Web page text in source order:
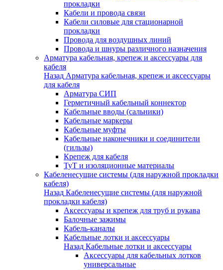
прокладки
Кабели и провода связи
Кабели силовые для стационарной
прокладки
Провода для воздушных линий
Провода и шнуры различного назначения
Арматура кабельная, крепеж и аксессуары для
кабеля
Назад Арматура кабельная, крепеж и аксессуары
для кабеля
Арматура СИП
Герметичный кабельный коннектор
Кабельные вводы (сальники)
Кабельные маркеры
Кабельные муфты
Кабельные наконечники и соединители
(гильзы)
Крепеж для кабеля
ТуТ и изоляционные материалы
Кабеленесущие системы (для наружной прокладки
кабеля)
Назад Кабеленесущие системы (для наружной
прокладки кабеля)
Аксессуары и крепеж для труб и рукава
Балочные зажимы
Кабель-каналы
Кабельные лотки и аксессуары
Назад Кабельные лотки и аксессуары
Аксессуары для кабельных лотков
универсальные